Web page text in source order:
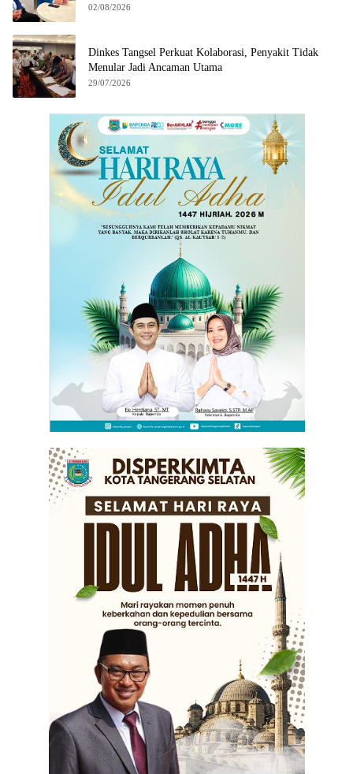
02/08/2026
Dinkes Tangsel Perkuat Kolaborasi, Penyakit Tidak
Menular Jadi Ancaman Utama
29/07/2026